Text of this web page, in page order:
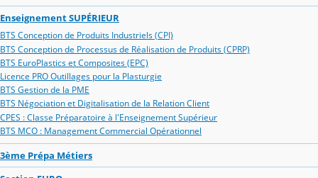
Enseignement SUPÉRIEUR
BTS Conception de Produits Industriels (CPI)
BTS Conception de Processus de Réalisation de Produits (CPRP)
BTS EuroPlastics et Composites (EPC)
Licence PRO Outillages pour la Plasturgie
BTS Gestion de la PME
BTS Négociation et Digitalisation de la Relation Client
CPES : Classe Préparatoire à l'Enseignement Supérieur
BTS MCO : Management Commercial Opérationnel
3ème Prépa Métiers